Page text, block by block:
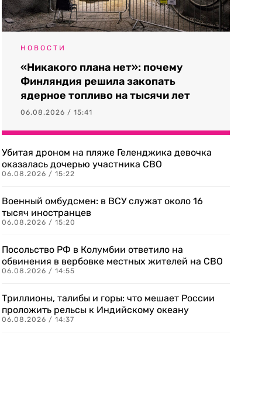
НОВОСТИ
«Никакого плана нет»: почему
Финляндия решила закопать
ядерное топливо на тысячи лет
06.08.2026 / 15:41
Убитая дроном на пляже Геленджика девочка
оказалась дочерью участника СВО
06.08.2026 / 15:22
Военный омбудсмен: в ВСУ служат около 16
тысяч иностранцев
06.08.2026 / 15:20
Посольство РФ в Колумбии ответило на
обвинения в вербовке местных жителей на СВО
06.08.2026 / 14:55
Триллионы, талибы и горы: что мешает России
проложить рельсы к Индийскому океану
06.08.2026 / 14:37